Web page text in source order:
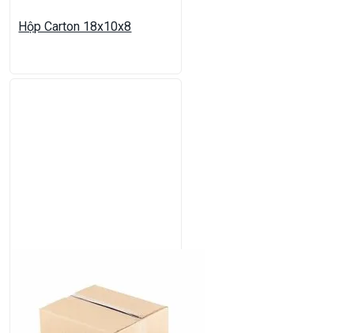
Hộp Carton 18x10x8